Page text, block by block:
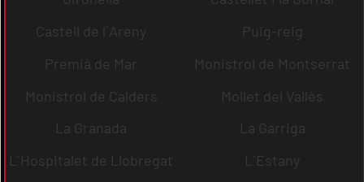
Castell de l´Areny
Puig-reig
Premià de Mar
Monistrol de Montserrat
Monistrol de Calders
Mollet del Vallès
La Granada
La Garriga
L´Hospitalet de Llobregat
L´Estany